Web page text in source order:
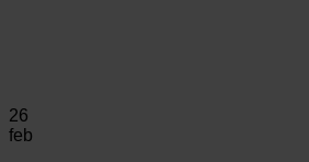
26
feb